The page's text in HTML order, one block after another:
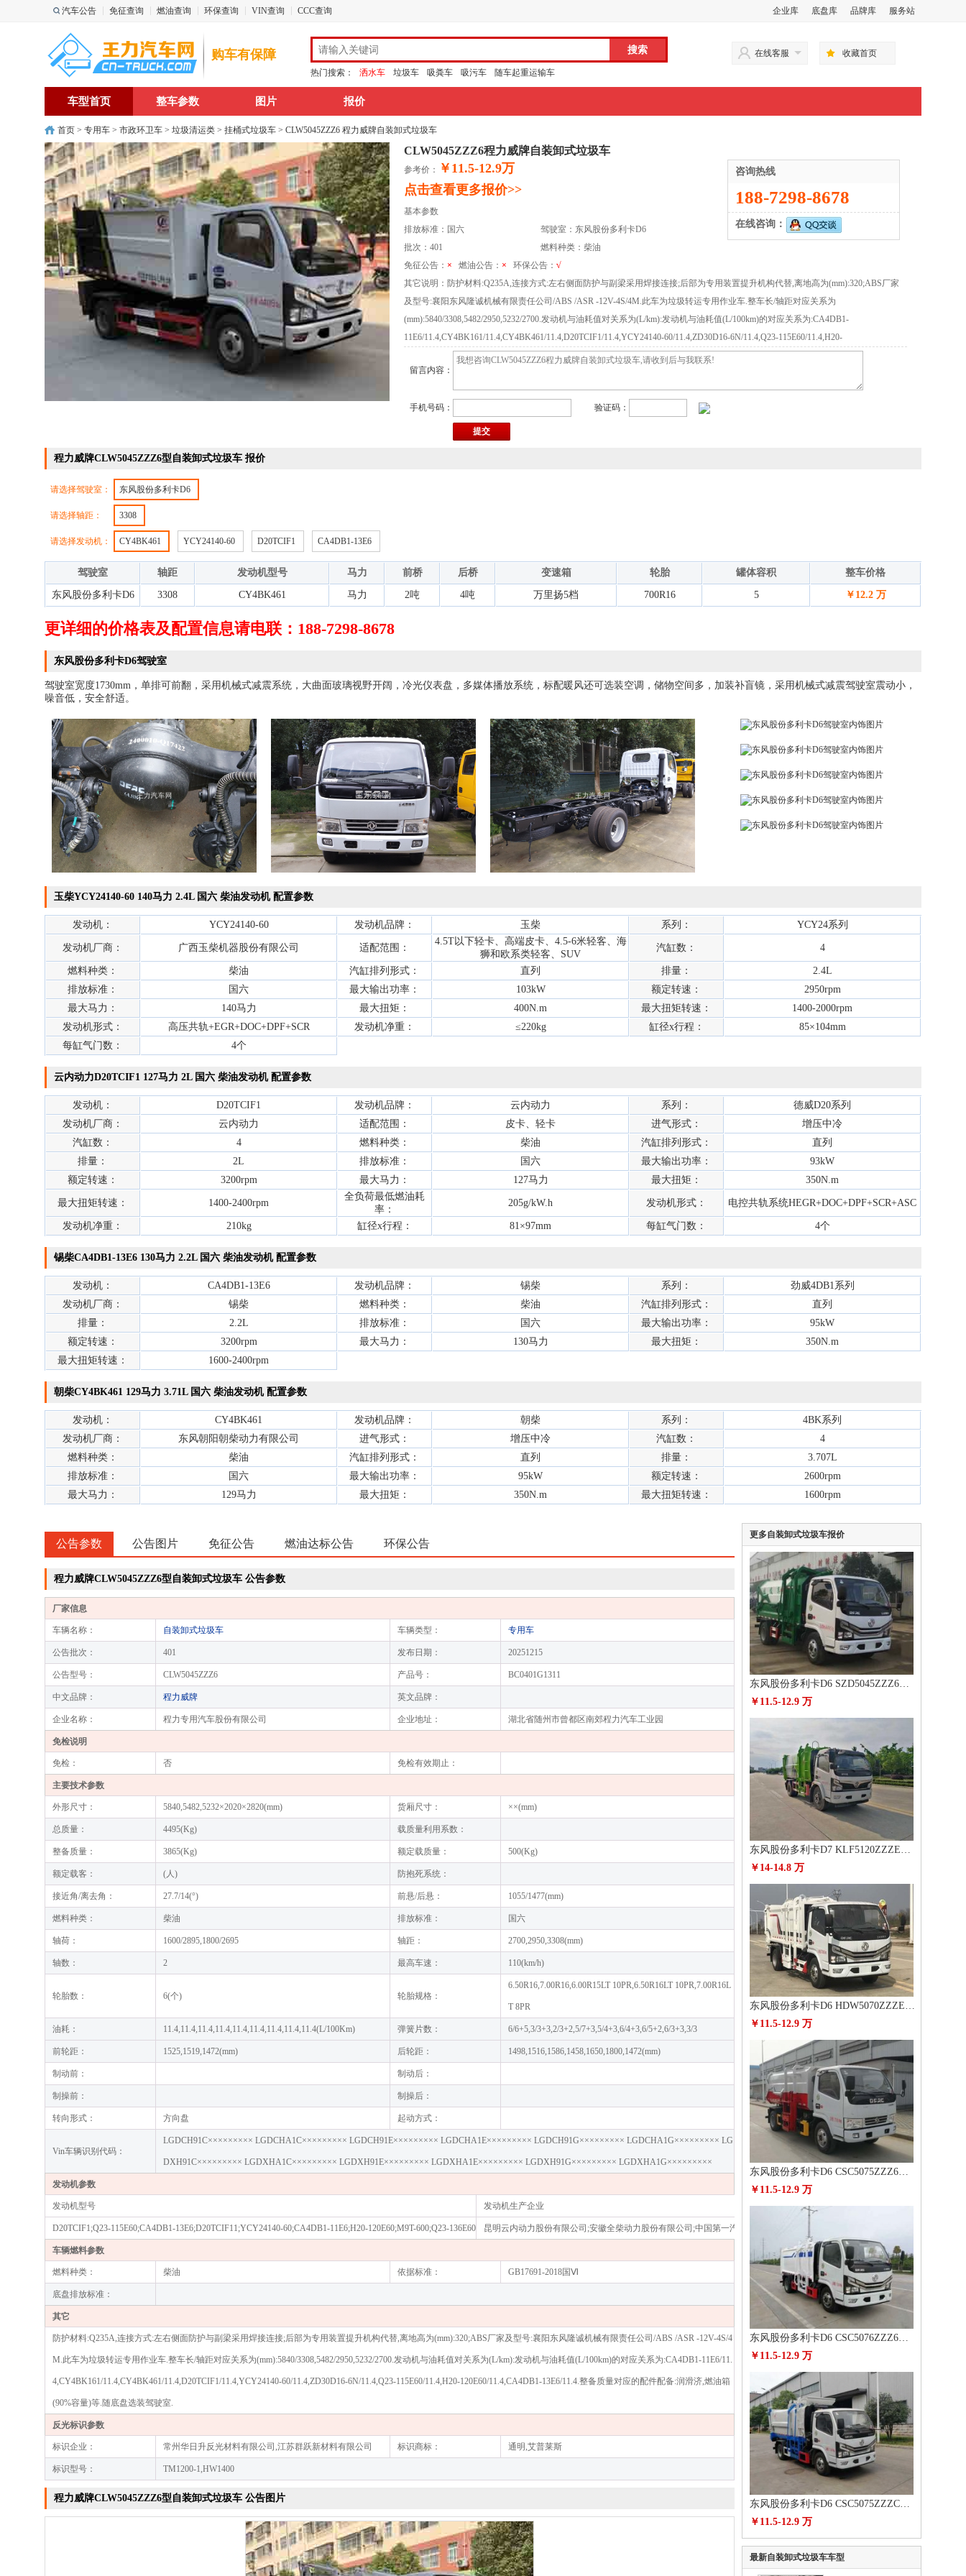
汽车公告 免征查询 燃油查询 环保查询 VIN查询 CCC查询 企业库 底盘库 品牌库 服务站
购车有保障
热门搜索： 洒水车 垃圾车 吸粪车 吸污车 随车起重运输车
在线客服 收藏首页
车型首页 整车参数 图片 报价
首页 > 专用车 > 市政环卫车 > 垃圾清运类 > 挂桶式垃圾车 > CLW5045ZZZ6 程力威牌自装卸式垃圾车
CLW5045ZZZ6程力威牌自装卸式垃圾车
参考价：
￥11.5-12.9万
点击查看更多报价>>
基本参数
排放标准：国六
驾驶室：东风股份多利卡D6
批次：401
燃料种类：柴油
免征公告： × 燃油公告： × 环保公告： √
其它说明：防护材料:Q235A,连接方式:左右侧面防护与副梁采用焊接连接;后部为专用装置提升机构代替,离地高为(mm):320;ABS厂家
及型号:襄阳东风隆诚机械有限责任公司/ABS /ASR -12V-4S/4M.此车为垃圾转运专用作业车.整车长/轴距对应关系为
(mm):5840/3308,5482/2950,5232/2700.发动机与油耗值对关系为(L/km):发动机与油耗值(L/100km)的对应关系为:CA4DB1-
11E6/11.4,CY4BK161/11.4,CY4BK461/11.4,D20TCIF1/11.4,YCY24140-60/11.4,ZD30D16-6N/11.4,Q23-115E60/11.4,H20-
120E60/11.4,CA4DB1-13E6/11.4.整备质量对应的配件配备:润滑济,燃油箱(90%容量)等.随底盘选装驾驶室.
咨询热线
188-7298-8678
在线咨询：
留言内容：
手机号码： 验证码：
程力威牌CLW5045ZZZ6型自装卸式垃圾车 报价
请选择驾驶室： 东风股份多利卡D6
请选择轴距： 3308
请选择发动机： CY4BK461 YCY24140-60 D20TCIF1 CA4DB1-13E6
驾驶室 轴距 发动机型号 马力 前桥 后桥 变速箱 轮胎 罐体容积 整车价格
东风股份多利卡D6 3308 CY4BK461 马力 2吨 4吨 万里扬5档 700R16 5 ￥12.2 万
更详细的价格表及配置信息请电联：188-7298-8678
东风股份多利卡D6驾驶室
驾驶室宽度1730mm，单排可前翻，采用机械式减震系统，大曲面玻璃视野开阔，冷光仪表盘，多媒体播放系统，标配暖风还可选装空调，储物空间多，加装补盲镜，采用机械式减震驾驶室震动小，
噪音低，安全舒适。
玉柴YCY24140-60 140马力 2.4L 国六 柴油发动机 配置参数
发动机： YCY24140-60 发动机品牌： 玉柴 系列： YCY24系列
发动机厂商： 广西玉柴机器股份有限公司 适配范围：
4.5T以下轻卡、高端皮卡、4.5-6米轻客、海
狮和欧系类轻客、SUV
汽缸数： 4
燃料种类： 柴油 汽缸排列形式： 直列 排量：
2.4L
排放标准：
国六 最大输出功率： 103kW 额定转速：
2950rpm
最大马力：
140马力 最大扭矩： 400N.m 最大扭矩转速：
1400-2000rpm
发动机形式：
高压共轨+EGR+DOC+DPF+SCR 发动机净重： ≤220kg 缸径x行程：
85×104mm
每缸气门数：
4个
云内动力D20TCIF1 127马力 2L 国六 柴油发动机 配置参数
发动机： D20TCIF1 发动机品牌： 云内动力 系列：
德威D20系列
发动机厂商：
云内动力 适配范围： 皮卡、轻卡 进气形式：
增压中冷
汽缸数：
4 燃料种类： 柴油 汽缸排列形式：
直列
排量：
2L 排放标准： 国六 最大输出功率：
93kW
额定转速：
3200rpm 最大马力： 127马力 最大扭矩： 350N.m
最大扭矩转速： 1400-2400rpm
全负荷最低燃油耗
率：
205g/kW.h 发动机形式： 电控共轨系统HEGR+DOC+DPF+SCR+ASC
发动机净重： 210kg 缸径x行程： 81×97mm 每缸气门数： 4个
锡柴CA4DB1-13E6 130马力 2.2L 国六 柴油发动机 配置参数
发动机： CA4DB1-13E6 发动机品牌： 锡柴 系列：
劲威4DB1系列
发动机厂商：
锡柴 燃料种类： 柴油 汽缸排列形式：
直列
排量：
2.2L 排放标准： 国六 最大输出功率：
95kW
额定转速：
3200rpm 最大马力： 130马力 最大扭矩：
350N.m
最大扭矩转速：
1600-2400rpm
朝柴CY4BK461 129马力 3.71L 国六 柴油发动机 配置参数
发动机： CY4BK461 发动机品牌： 朝柴 系列：
4BK系列
发动机厂商：
东风朝阳朝柴动力有限公司 进气形式： 增压中冷 汽缸数：
4
燃料种类：
柴油 汽缸排列形式： 直列 排量：
3.707L
排放标准：
国六 最大输出功率： 95kW 额定转速：
2600rpm
最大马力：
129马力 最大扭矩： 350N.m 最大扭矩转速： 1600rpm
公告参数 公告图片 免征公告 燃油达标公告 环保公告
程力威牌CLW5045ZZZ6型自装卸式垃圾车 公告参数
厂家信息
车辆名称： 自装卸式垃圾车 车辆类型： 专用车
公告批次： 401 发布日期： 20251215
公告型号： CLW5045ZZZ6 产品号： BC0401G1311
中文品牌： 程力威牌 英文品牌：
企业名称： 程力专用汽车股份有限公司 企业地址： 湖北省随州市曾都区南郊程力汽车工业园
免检说明
免检： 否 免检有效期止：
主要技术参数
外形尺寸： 5840,5482,5232×2020×2820(mm) 货厢尺寸： ××(mm)
总质量： 4495(Kg) 载质量利用系数：
整备质量： 3865(Kg) 额定载质量： 500(Kg)
额定载客： (人) 防抱死系统：
接近角/离去角： 27.7/14(°) 前悬/后悬： 1055/1477(mm)
燃料种类： 柴油 排放标准： 国六
轴荷： 1600/2895,1800/2695 轴距： 2700,2950,3308(mm)
轴数： 2 最高车速： 110(km/h)
轮胎数： 6(个) 轮胎规格：
6.50R16,7.00R16,6.00R15LT 10PR,6.50R16LT 10PR,7.00R16L
T 8PR
油耗： 11.4,11.4,11.4,11.4,11.4,11.4,11.4,11.4,11.4(L/100Km) 弹簧片数： 6/6+5,3/3+3,2/3+2,5/7+3,5/4+3,6/4+3,6/5+2,6/3+3,3/3
前轮距： 1525,1519,1472(mm) 后轮距： 1498,1516,1586,1458,1650,1800,1472(mm)
制动前： 制动后：
制操前： 制操后：
转向形式： 方向盘 起动方式：
Vin车辆识别代码：
LGDCH91C××××××××× LGDCHA1C××××××××× LGDCH91E××××××××× LGDCHA1E××××××××× LGDCH91G××××××××× LGDCHA1G××××××××× LG
DXH91C××××××××× LGDXHA1C××××××××× LGDXH91E××××××××× LGDXHA1E××××××××× LGDXH91G××××××××× LGDXHA1G×××××××××
发动机参数
发动机型号 发动机生产企业
D20TCIF1;Q23-115E60;CA4DB1-13E6;D20TCIF11;YCY24140-60;CA4DB1-11E6;H20-120E60;M9T-600;Q23-136E60 昆明云内动力股份有限公司;安徽全柴动力股份有限公司;中国第一汽车集团有限公司;昆明云内动力股份有限公司;广西玉柴机
车辆燃料参数
燃料种类： 柴油 依据标准： GB17691-2018国Ⅵ
底盘排放标准：
其它
防护材料:Q235A,连接方式:左右侧面防护与副梁采用焊接连接;后部为专用装置提升机构代替,离地高为(mm):320;ABS厂家及型号:襄阳东风隆诚机械有限责任公司/ABS /ASR -12V-4S/4
M.此车为垃圾转运专用作业车.整车长/轴距对应关系为(mm):5840/3308,5482/2950,5232/2700.发动机与油耗值对关系为(L/km):发动机与油耗值(L/100km)的对应关系为:CA4DB1-11E6/11.
4,CY4BK161/11.4,CY4BK461/11.4,D20TCIF1/11.4,YCY24140-60/11.4,ZD30D16-6N/11.4,Q23-115E60/11.4,H20-120E60/11.4,CA4DB1-13E6/11.4.整备质量对应的配件配备:润滑济,燃油箱
(90%容量)等.随底盘选装驾驶室.
反光标识参数
标识企业： 常州华日升反光材料有限公司,江苏群跃新材料有限公司 标识商标： 通明,艾普莱斯
标识型号： TM1200-1,HW1400
程力威牌CLW5045ZZZ6型自装卸式垃圾车 公告图片
更多自装卸式垃圾车报价
东风股份多利卡D6 SZD5045ZZZ6自装卸式垃圾车
￥11.5-12.9 万
东风股份多利卡D7 KLF5120ZZZE6自装卸式垃圾车
￥14-14.8 万
￥11.5-12.9 万
东风股份多利卡D6 CSC5075ZZZ6自装卸式垃圾车
￥11.5-12.9 万
东风股份多利卡D6 CSC5076ZZZ6自装卸式垃圾车
￥11.5-12.9 万
东风股份多利卡D6 CSC5075ZZZCY6自装卸式垃圾车
￥11.5-12.9 万
最新自装卸式垃圾车车型